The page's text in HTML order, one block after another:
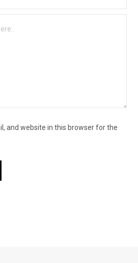
and website in this browser for the